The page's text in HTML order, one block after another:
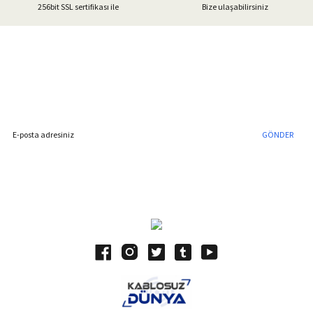
Gönder
256bit SSL sertifikası ile
Bize ulaşabilirsiniz
GÖNDER